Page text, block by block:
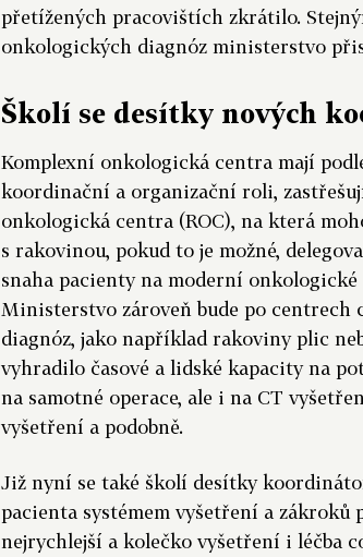
přetížených pracovištích zkrátilo.
onkologických diagnóz ministerstvo
Školí se desítky nových
Komplexní onkologická centra mají
koordinační a organizační roli,
onkologická centra (ROC), na která
s rakovinou, pokud to je možné,
snaha pacienty na moderní onkologické
Ministerstvo zároveň bude po centrech
diagnóz, jako například rakoviny plic
vyhradilo časové a lidské kapacity na
na samotné operace, ale i na CT
vyšetření a podobně.
Již nyní se také školí desítky
pacienta systémem vyšetření a zákroků
nejrychlejší a kolečko vyšetření i léčba